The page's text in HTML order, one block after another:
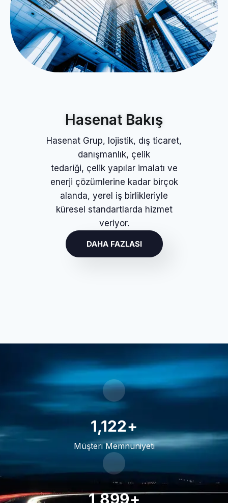
Hasenat Bakış
Hasenat Grup, lojistik, dış ticaret,
danışmanlık, çelik
tedariği, çelik yapılar imalatı ve
enerji çözümlerine kadar birçok
alanda, yerel iş birlikleriyle
küresel standartlarda hizmet
veriyor.
DAHA FAZLASI
1,445+
Müşteri Memnuniyeti
2,486+